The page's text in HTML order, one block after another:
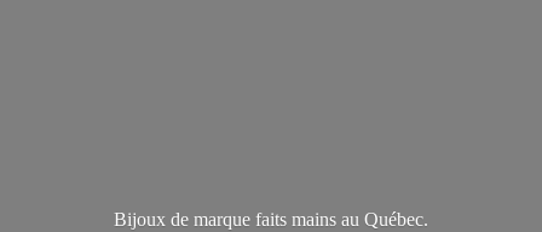
Bijoux de marque faits mains au Québec.